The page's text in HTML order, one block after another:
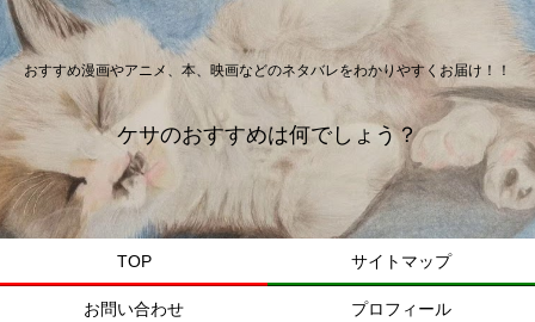
おすすめ漫画やアニメ、本、映画などのネタバレをわかりやすくお届け！！
ケサのおすすめは何でしょう？
TOP サイトマップ
お問い合わせ プロフィール